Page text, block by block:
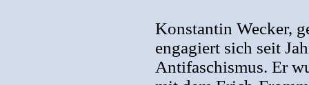
Konstantin Wecker,
engagiert sich seit
Antifaschismus. Er